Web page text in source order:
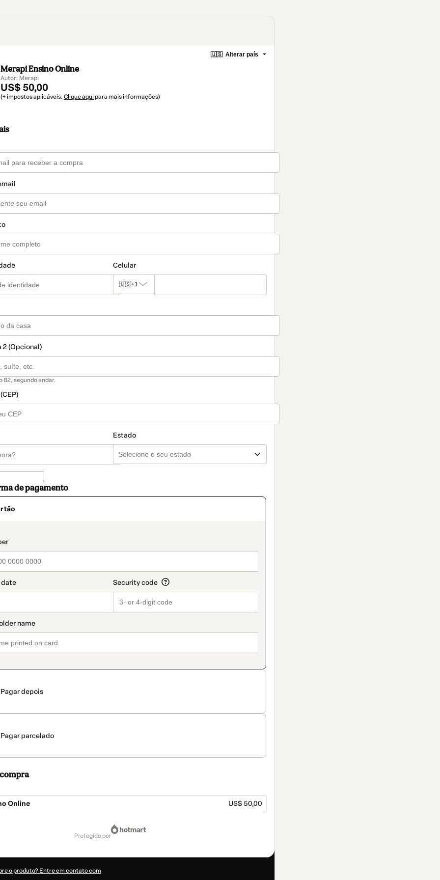
🇺🇸 Alterar país
Merapi Ensino Online
Autor: Merapi
US$ 50,00
(+ impostos aplicáveis. Clique aqui para mais informações)
Celular
🇺🇸+1
2 (Opcional)
B2, segundo andar.
Estado
de pagamento
Pagar depois
Pagar parcelado
Online US$ 50,00
protegido por
o produto? Entre em contato com